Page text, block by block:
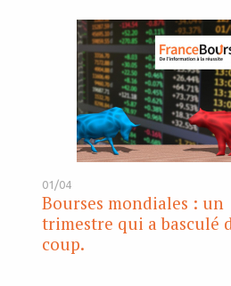
01/04
Bourses mondiales : un
trimestre qui a basculé
coup.